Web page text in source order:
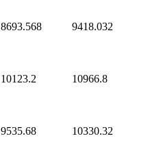
8693.568 9418.032
10123.2 10966.8
9535.68 10330.32